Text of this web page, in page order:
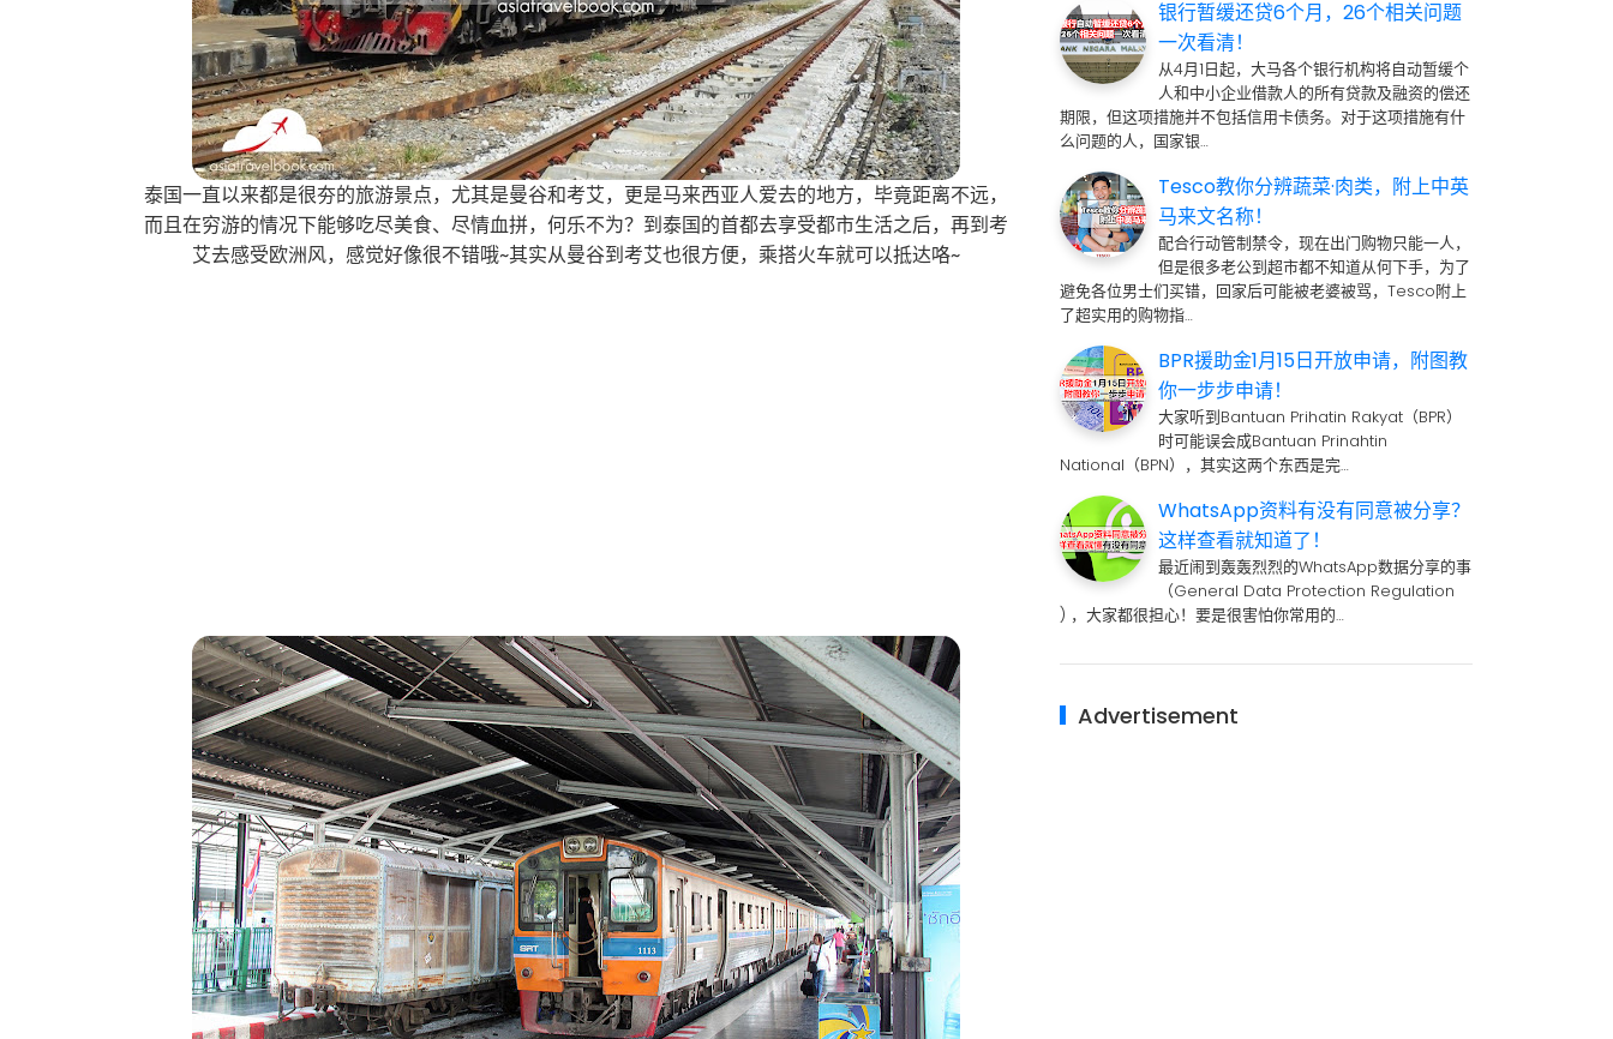
泰国一直以来都是很夯的旅游景点，尤其是曼谷和考艾，更是马来西亚人爱去的地方，毕竟距离不远，
而且在穷游的情况下能够吃尽美食、尽情血拼，何乐不为？到泰国的首都去享受都市生活之后，再到考
艾去感受欧洲风，感觉好像很不错哦~其实从曼谷到考艾也很方便，乘搭火车就可以抵达咯~
银行暂缓还贷6个月，26个相关问题
一次看清！
从4月1日起，大马各个银行机构将自动暂缓个
人和中小企业借款人的所有贷款及融资的偿还
期限，但这项措施并不包括信用卡债务。对于这项措施有什
么问题的人，国家银…
Tesco教你分辨蔬菜·肉类，附上中英
马来文名称！
配合行动管制禁令，现在出门购物只能一人，
但是很多老公到超市都不知道从何下手，为了
避免各位男士们买错，回家后可能被老婆被骂，Tesco附上
了超实用的购物指…
BPR援助金1月15日开放申请，附图教
你一步步申请！
大家听到Bantuan Prihatin Rakyat（BPR）
时可能误会成Bantuan Prinahtin
National（BPN），其实这两个东西是完…
WhatsApp资料有没有同意被分享？
这样查看就知道了！
最近闹到轰轰烈烈的WhatsApp数据分享的事
（General Data Protection Regulation
) ，大家都很担心！要是很害怕你常用的…
Advertisement